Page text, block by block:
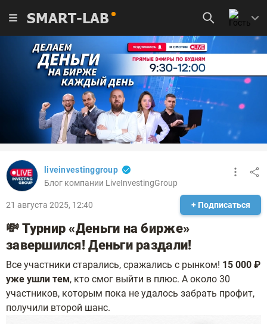
SMART-LAB
liveinvestinggroup
Блог компании LiveInvestingGroup
21 августа 2025, 12:40 + Подписаться
💸 Турнир «Деньги на бирже»
завершился! Деньги раздали!
Все участники старались, сражались с рынком! 15 000 ₽
уже ушли тем, кто смог выйти в плюс. А около 30
участников, которым пока не удалось забрать профит,
получили второй шанс.